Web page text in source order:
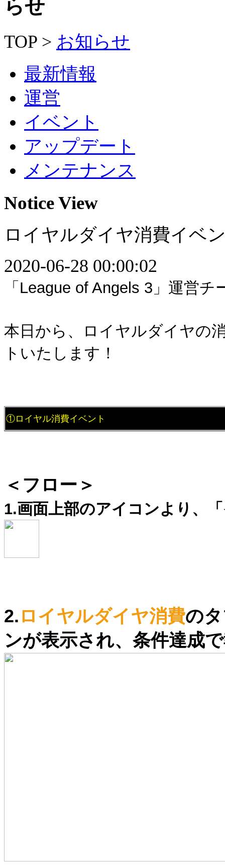
TOP > お知らせ
最新情報
運営
イベント
アップデート
メンテナンス
Notice View
ロイヤルダイヤ消費イベ
2020-06-28 00:00:02
「League of Angels 3」運営チ
本日から、ロイヤルダイヤの
トいたします！
①ロイヤル消費イベント
＜フロー＞
1.画面上部のアイコンより、
2. ロイヤルダイヤ消費の
ンが表示され、条件達成